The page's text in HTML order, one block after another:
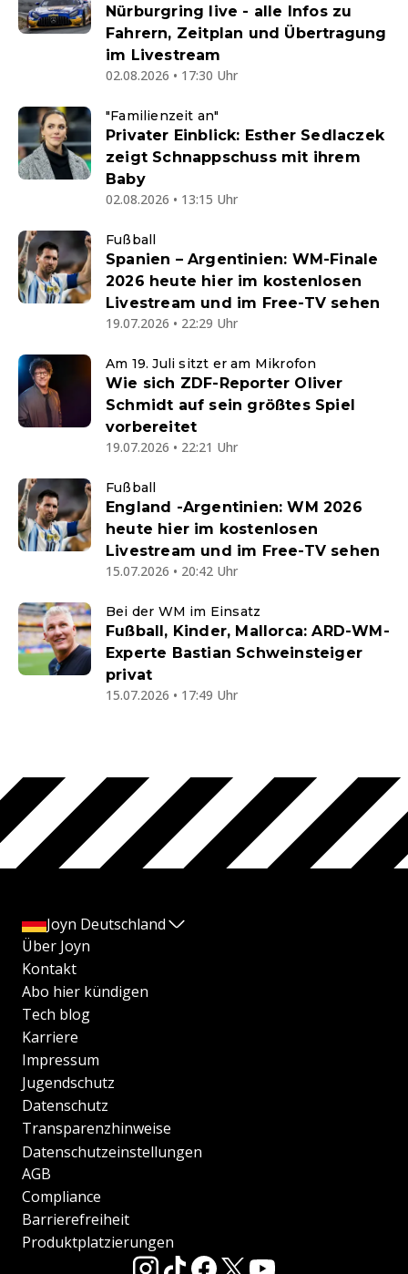
Nürburgring live - alle Infos zu
Fahrern, Zeitplan und Übertragung
im Livestream
02.08.2026 • 17:30 Uhr
"Familienzeit an"
Privater Einblick: Esther Sedlaczek
zeigt Schnappschuss mit ihrem
Baby
02.08.2026 • 13:15 Uhr
Fußball
Spanien – Argentinien: WM-Finale
2026 heute hier im kostenlosen
Livestream und im Free-TV sehen
19.07.2026 • 22:29 Uhr
Am 19. Juli sitzt er am Mikrofon
Wie sich ZDF-Reporter Oliver
Schmidt auf sein größtes Spiel
vorbereitet
19.07.2026 • 22:21 Uhr
Fußball
England -Argentinien: WM 2026
heute hier im kostenlosen
Livestream und im Free-TV sehen
15.07.2026 • 20:42 Uhr
Bei der WM im Einsatz
Fußball, Kinder, Mallorca: ARD-WM-
Experte Bastian Schweinsteiger
privat
15.07.2026 • 17:49 Uhr
Joyn Deutschland
Über Joyn
Kontakt
Abo hier kündigen
Tech blog
Karriere
Impressum
Jugendschutz
Datenschutz
Transparenzhinweise
Datenschutzeinstellungen
AGB
Compliance
Barrierefreiheit
Produktplatzierungen